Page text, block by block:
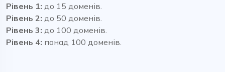
Рівень 1: до 15 доменів.
Рівень 2: до 50 доменів.
Рівень 3: до 100 доменів.
Рівень 4: понад 100 доменів.